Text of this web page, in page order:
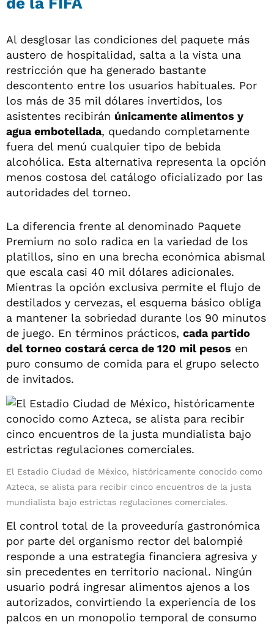
Al desglosar las condiciones del paquete más
austero de hospitalidad, salta a la vista una
restricción que ha generado bastante
descontento entre los usuarios habituales. Por
los más de 35 mil dólares invertidos, los
asistentes recibirán únicamente alimentos y
agua embotellada, quedando completamente
fuera del menú cualquier tipo de bebida
alcohólica. Esta alternativa representa la opción
menos costosa del catálogo oficializado por las
autoridades del torneo.
La diferencia frente al denominado Paquete
Premium no solo radica en la variedad de los
platillos, sino en una brecha económica abismal
que escala casi 40 mil dólares adicionales.
Mientras la opción exclusiva permite el flujo de
destilados y cervezas, el esquema básico obliga
a mantener la sobriedad durante los 90 minutos
de juego. En términos prácticos, cada partido
del torneo costará cerca de 120 mil pesos en
puro consumo de comida para el grupo selecto
de invitados.
El Estadio Ciudad de México, históricamente conocido como
Azteca, se alista para recibir cinco encuentros de la justa
mundialista bajo estrictas regulaciones comerciales.
El control total de la proveeduría gastronómica
por parte del organismo rector del balompié
responde a una estrategia financiera agresiva y
sin precedentes en territorio nacional. Ningún
usuario podrá ingresar alimentos ajenos a los
autorizados, convirtiendo la experiencia de los
palcos en un monopolio temporal de consumo